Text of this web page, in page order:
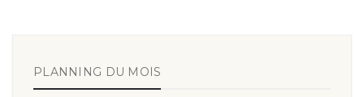
PLANNING DU MOIS